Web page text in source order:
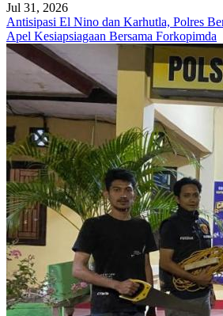
Jul 31, 2026
Antisipasi El Nino dan Karhutla, Polres
Apel Kesiapsiagaan Bersama Forkopimda